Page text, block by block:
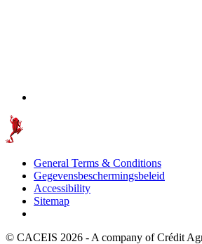
General Terms & Conditions
Gegevensbeschermingsbeleid
Accessibility
Sitemap
© CACEIS 2026 - A company of Crédit